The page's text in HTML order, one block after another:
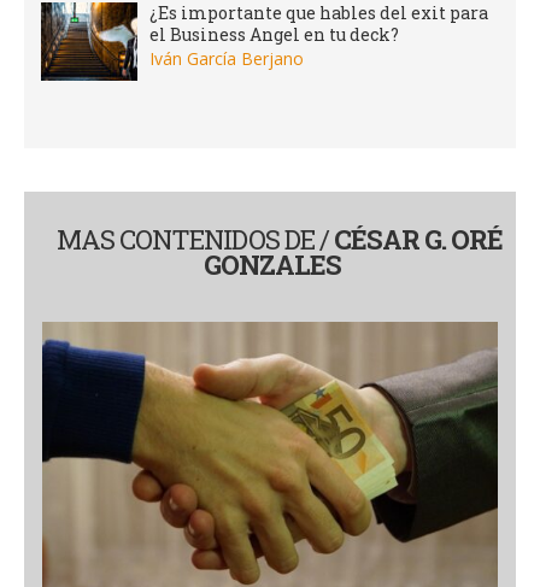
¿Es importante que hables del exit para
el Business Angel en tu deck?
Iván García Berjano
MAS CONTENIDOS DE /CÉSAR G. ORÉ
GONZALES